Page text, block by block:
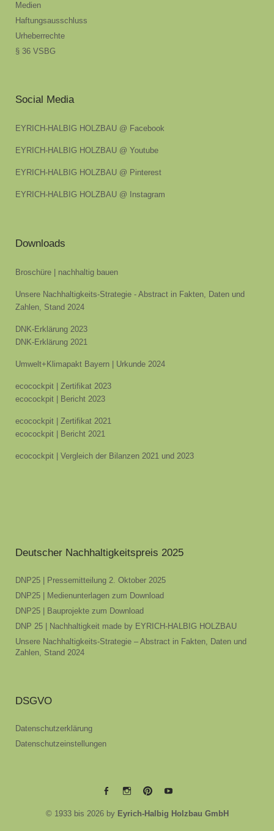
Medien
Haftungsausschluss
Urheberrechte
§ 36 VSBG
Social Media
EYRICH-HALBIG HOLZBAU @ Facebook
EYRICH-HALBIG HOLZBAU @ Youtube
EYRICH-HALBIG HOLZBAU @ Pinterest
EYRICH-HALBIG HOLZBAU @ Instagram
Downloads
Broschüre | nachhaltig bauen
Unsere Nachhaltigkeits-Strategie - Abstract in Fakten, Daten und
Zahlen, Stand 2024
DNK-Erklärung 2023
DNK-Erklärung 2021
Umwelt+Klimapakt Bayern | Urkunde 2024
ecocockpit | Zertifikat 2023
ecocockpit | Bericht 2023
ecocockpit | Zertifikat 2021
ecocockpit | Bericht 2021
ecocockpit | Vergleich der Bilanzen 2021 und 2023
Deutscher Nachhaltigkeitspreis 2025
DNP25 | Pressemitteilung 2. Oktober 2025
DNP25 | Medienunterlagen zum Download
DNP25 | Bauprojekte zum Download
DNP 25 | Nachhaltigkeit made by EYRICH-HALBIG HOLZBAU
Unsere Nachhaltigkeits-Strategie – Abstract in Fakten, Daten und
Zahlen, Stand 2024
DSGVO
Datenschutzerklärung
Datenschutzeinstellungen
EYRICH-EYRICH-EYRICH-EYRICH-
© 1933 bis 2026 by Eyrich-Halbig Holzbau GmbH